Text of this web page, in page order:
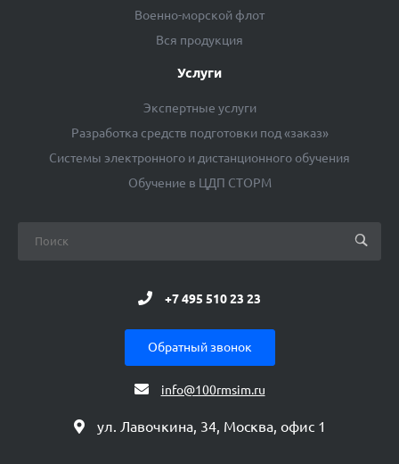
Военно-морской флот
Вся продукция
Услуги
Экспертные услуги
Разработка средств подготовки под «заказ»
Системы электронного и дистанционного обучения
Обучение в ЦДП СТОРМ
+7 495 510 23 23
Обратный звонок
info@100rmsim.ru
ул. Лавочкина, 34, Москва, офис 1